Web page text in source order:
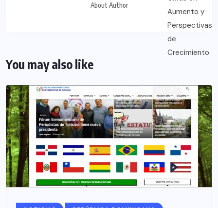
About Author
You may also like